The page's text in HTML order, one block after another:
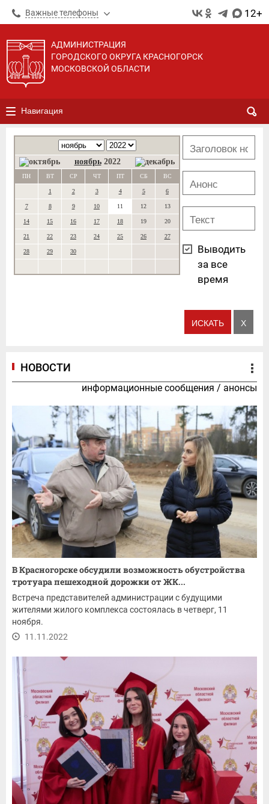
Важные телефоны 12+
АДМИНИСТРАЦИЯ
ГОРОДСКОГО ОКРУГА КРАСНОГОРСК
МОСКОВСКОЙ ОБЛАСТИ
Навигация
ноябрь 2022
ПН ВТ СР ЧТ ПТ СБ ВС
1 2 3 4 5 6
7 8 9 10 11 12 13
14 15 16 17 18 19 20
21 22 23 24 25 26 27
28 29 30
Выводить
за все
время
НОВОСТИ
информационные сообщения / анонсы
В Красногорске обсудили возможность обустройства
тротуара пешеходной дорожки от ЖК...
Встреча представителей администрации с будущими
жителями жилого комплекса состоялась в четверг, 11
ноября.
11.11.2022